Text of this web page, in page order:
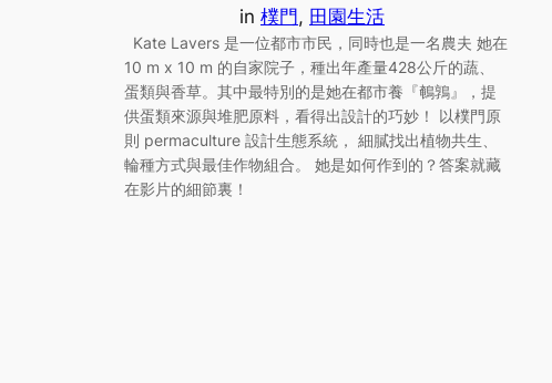
in 樸門, 田園生活
Kate Lavers 是一位都市市民，同時也是一名農夫 她在
10 m x 10 m 的自家院子，種出年產量428公斤的蔬、
蛋類與香草。其中最特別的是她在都市養『鵪鶉』，提
供蛋類來源與堆肥原料，看得出設計的巧妙！ 以樸門原
則 permaculture 設計生態系統， 細膩找出植物共生、
輪種方式與最佳作物組合。 她是如何作到的？答案就藏
在影片的細節裏！